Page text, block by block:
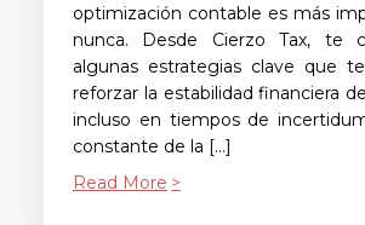
optimización contable es más
nunca. Desde Cierzo Tax, te
algunas estrategias clave que
reforzar la estabilidad financiera
incluso en tiempos de
constante de la […]
Read More